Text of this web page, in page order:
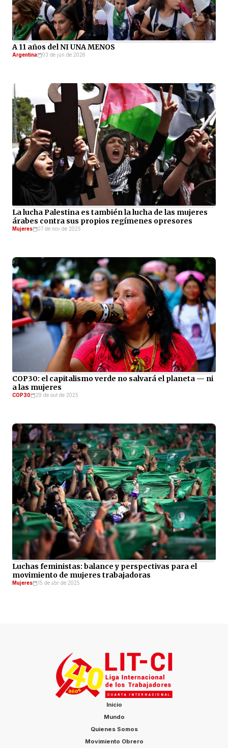
A 11 años del NI UNA MENOS
Argentina 03 de jun de 2026
La lucha Palestina es también la lucha de las mujeres
árabes contra sus propios regímenes opresores
Mujeres 07 de nov de 2025
COP30: el capitalismo verde no salvará el planeta — ni
a las mujeres
COP30 29 de out de 2025
Luchas feministas: balance y perspectivas para el
movimiento de mujeres trabajadoras
Mujeres 15 de abr de 2025
Inicio
Mundo
Quienes Somos
Movimiento Obrero